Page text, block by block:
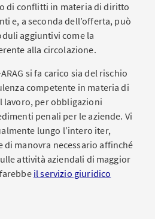
di conflitti in materia di diritto
e, a seconda dell’offerta, può
aggiuntivi come la
alla circolazione.
si fa carico sia del rischio
competente in materia di
lavoro, per obbligazioni
penali per le aziende. Vi
lungo l’intero iter,
di manovra necessario affinché
attività aziendali di maggior
il servizio giuridico